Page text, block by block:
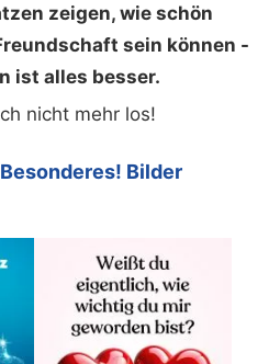
zeigen, wie schön
sein können -
ist alles besser.
nicht mehr los!
Bilder